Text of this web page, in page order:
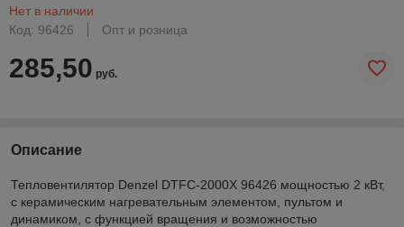
Нет в наличии
Код: 96426
Опт и розница
285,50 руб.
Описание
Тепловентилятор Denzel DTFC-2000X 96426 мощностью 2 кВт,
с керамическим нагревательным элементом, пультом и
динамиком, с функцией вращения и возможностью